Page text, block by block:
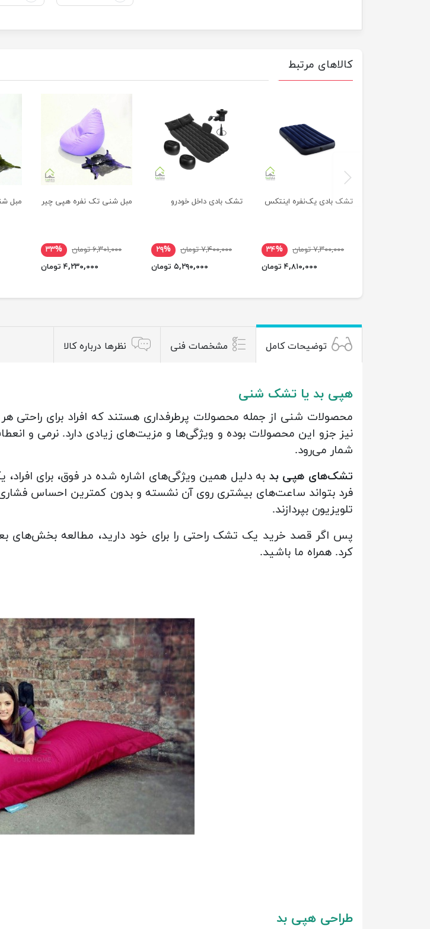
کالاهای مرتبط
تشک بادی یک‌نفره اینتکس
۷,۳۰۰,۰۰۰ تومان
۳۴%
۴,۸۱۰,۰۰۰ تومان
تشک بادی داخل خودرو
۷,۴۰۰,۰۰۰ تومان
۲۹%
۵,۲۹۰,۰۰۰ تومان
مبل شنی تک نفره هپی چیر
۶,۳۰۱,۰۰۰ تومان
۳۳%
۴,۲۳۰,۰۰۰ تومان
مبل
previus
توضیحات کامل مشخصات فنی نظرها درباره کالا
هپی بد یا تشک شنی
محصولات شنی از جمله محصولات پرطرفداری هستند که افراد برای
نیز جزو این محصولات بوده و ویژگی‌ها و مزیت‌های زیادی دارد. نرمی و
شمار می‌رود.
تشک‌های هپی بد به دلیل همین ویژگی‌های اشاره شده در فوق، برای
فرد بتواند ساعت‌های بیشتری روی آن نشسته و بدون کمترین احساس فشاری
تلویزیون بپردازند.
پس اگر قصد خرید یک تشک راحتی را برای خود دارید، مطالعه
کرد. همراه ما باشید.
طراحی هپی بد